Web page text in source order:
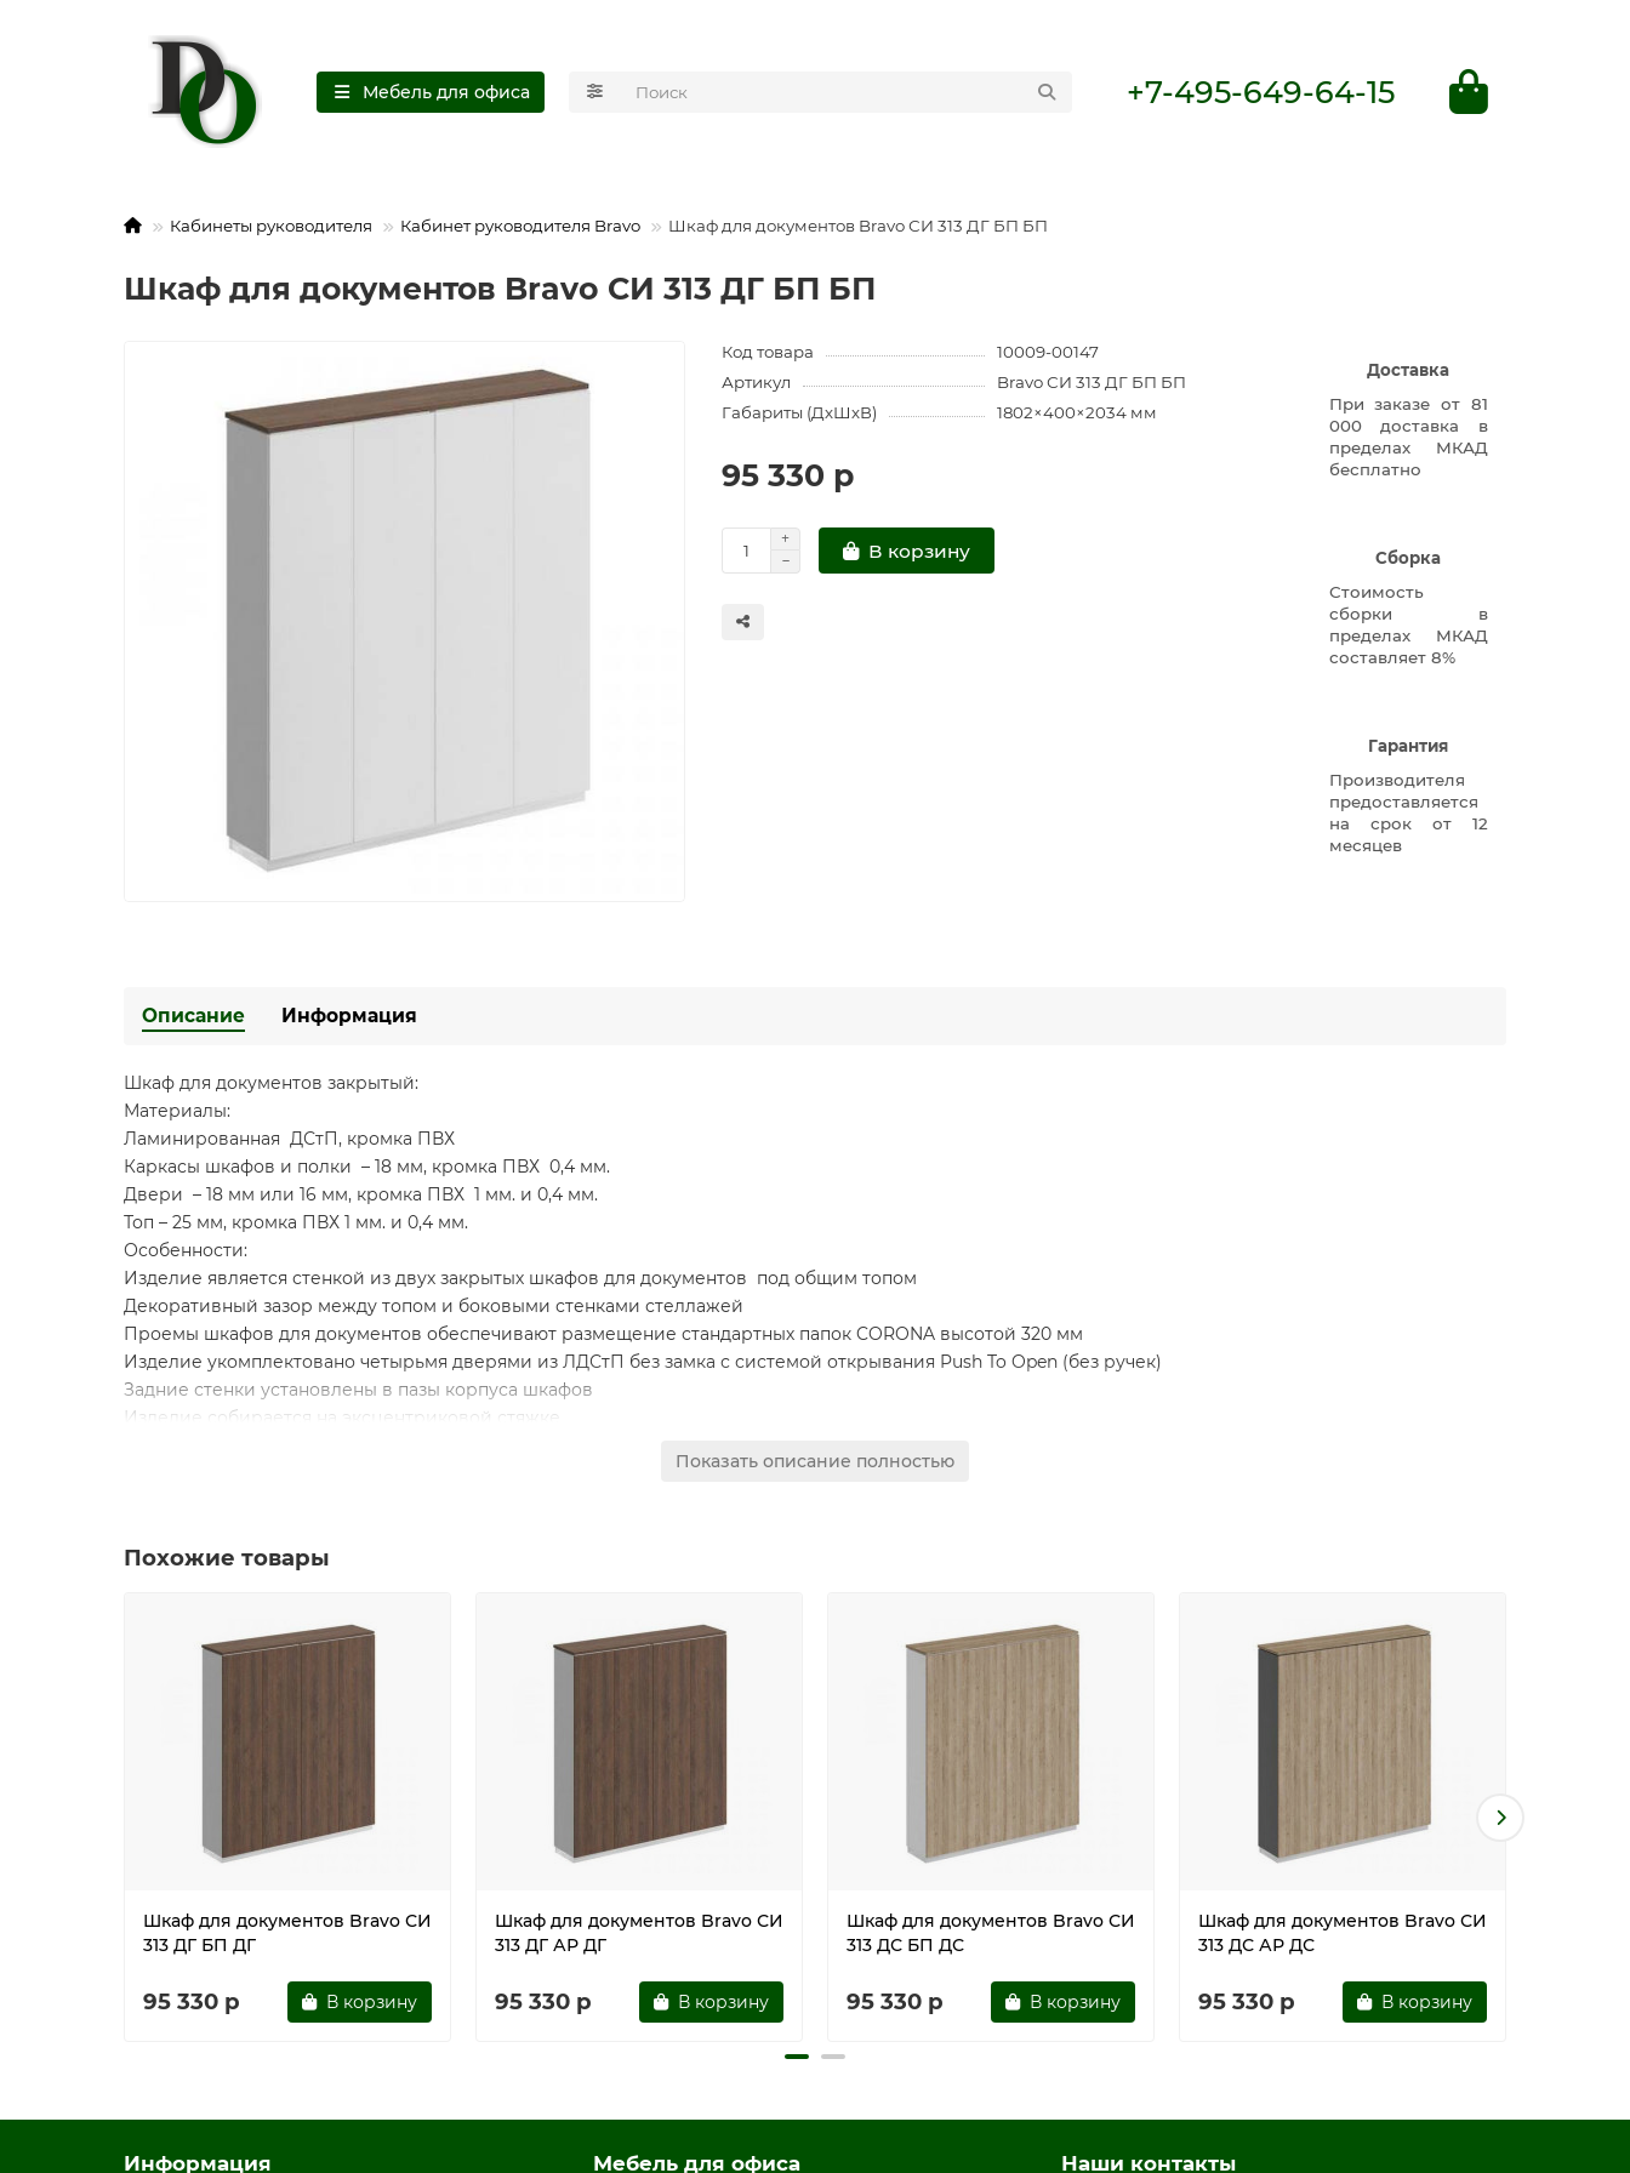
Мебель для офиса +7-495-649-64-15
Кабинеты руководителя Кабинет руководителя Bravo Шкаф для документов Bravo СИ 313 ДГ БП БП
Шкаф для документов Bravo СИ 313 ДГ БП БП
Код товара
10009-00147
Артикул
Bravo СИ 313 ДГ БП БП
Габариты (ДхШхВ)
1802×400×2034 мм
95 330 р
В корзину
Доставка
При заказе от 81
000 доставка в
пределах МКАД
бесплатно
Сборка
Стоимость
сборки в
пределах МКАД
составляет 8%
Гарантия
Производителя
предоставляется
на срок от 12
месяцев
Описание Информация
Шкаф для документов закрытый:
Материалы:
Ламинированная ДСтП, кромка ПВХ
Каркасы шкафов и полки – 18 мм, кромка ПВХ 0,4 мм.
Двери – 18 мм или 16 мм, кромка ПВХ 1 мм. и 0,4 мм.
Топ – 25 мм, кромка ПВХ 1 мм. и 0,4 мм.
Особенности:
Изделие является стенкой из двух закрытых шкафов для документов под общим топом
Декоративный зазор между топом и боковыми стенками стеллажей
Проемы шкафов для документов обеспечивают размещение стандартных папок CORONA высотой 320 мм
Изделие укомплектовано четырьмя дверями из ЛДСтП без замка с системой открывания Push To Open (без ручек)
Задние стенки установлены в пазы корпуса шкафов
Изделие собирается на эксцентриковой стяжке
Показать описание полностью
Похожие товары
Шкаф для документов Bravo СИ
313 ДГ БП ДГ
95 330 р В корзину
Шкаф для документов Bravo СИ
313 ДГ АР ДГ
95 330 р В корзину
Шкаф для документов Bravo СИ
313 ДС БП ДС
95 330 р В корзину
Шкаф для документов Bravo СИ
313 ДС АР ДС
95 330 р В корзину
Информация Мебель для офиса Наши контакты